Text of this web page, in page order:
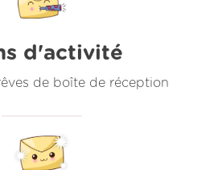
d'activité
de boîte de réception